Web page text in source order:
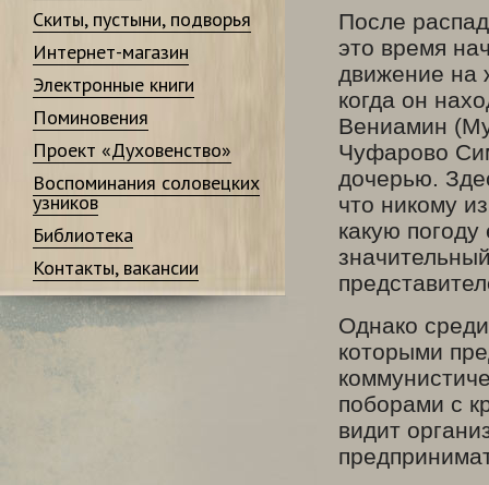
Скиты, пустыни, подворья
Интернет-магазин
Электронные книги
Поминовения
Проект «Духовенство»
Воспоминания соловецких
узников
Библиотека
Контакты, вакансии
После
это время
движение на
когда он
Вениамин
Чуфарово
дочерью.
что никому
какую
Однако
которыми
поборами с
видит